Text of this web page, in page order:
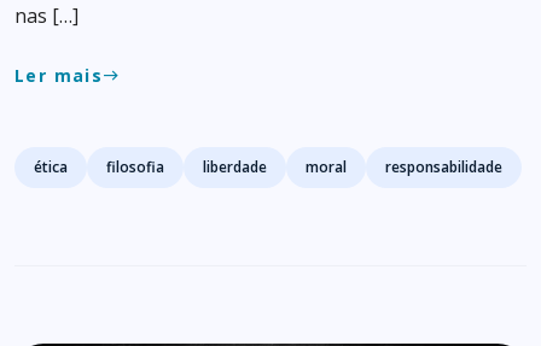
nas […]
Ler maiseast
Tags
ética filosofia liberdade moral responsabilidade